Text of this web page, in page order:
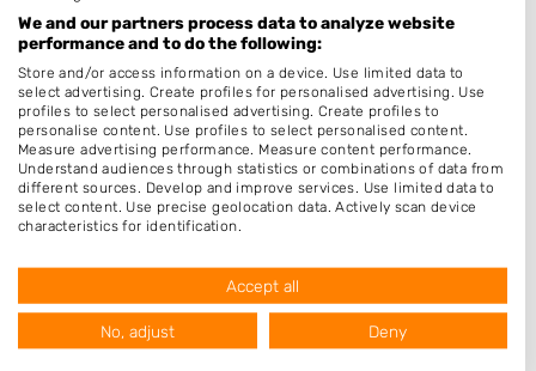
1423AZ Uithoorn
Op 8,03 km afstand
Beeldig Nagelstudio
Bruine Lijster 36
1423RX Uithoorn
Op 8,82 km afstand
JV Nails
Coen van Boshuizenlaan 51
We and our partners process data to analyze website
performance and to do the following:
Store and/or access information on a device. Use limited data to
select advertising. Create profiles for personalised advertising. Use
profiles to select personalised advertising. Create profiles to
personalise content. Use profiles to select personalised content.
Measure advertising performance. Measure content performance.
Understand audiences through statistics or combinations of data from
different sources. Develop and improve services. Use limited data to
select content. Use precise geolocation data. Actively scan device
characteristics for identification.
USA.
Your consent and the cookie policy applies solely to this website/app.
View Partner List (1016 IAB Vendors)
We use your data for the following purposes:
Accept all
No, adjust Deny